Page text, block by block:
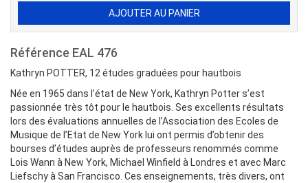
Référence EAL 476
Kathryn POTTER, 12 études graduées pour hautbois
Née en 1965 dans l’état de New York, Kathryn Potter s’est
passionnée très tôt pour le hautbois. Ses excellents résultats
lors des évaluations annuelles de l’Association des Ecoles de
Musique de l’Etat de New York lui ont permis d’obtenir des
bourses d’études auprès de professeurs renommés comme
Lois Wann à New York, Michael Winfield à Londres et avec Marc
Liefschy à San Francisco. Ces enseignements, très divers, ont